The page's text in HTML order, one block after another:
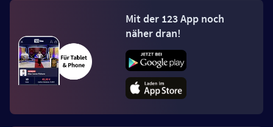
Mit der 123 App noch
näher dran!